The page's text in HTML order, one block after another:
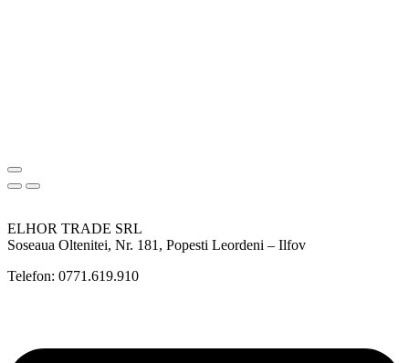
ELHOR TRADE SRL
Soseaua Oltenitei, Nr. 181, Popesti Leordeni – Ilfov
Telefon: 0771.619.910